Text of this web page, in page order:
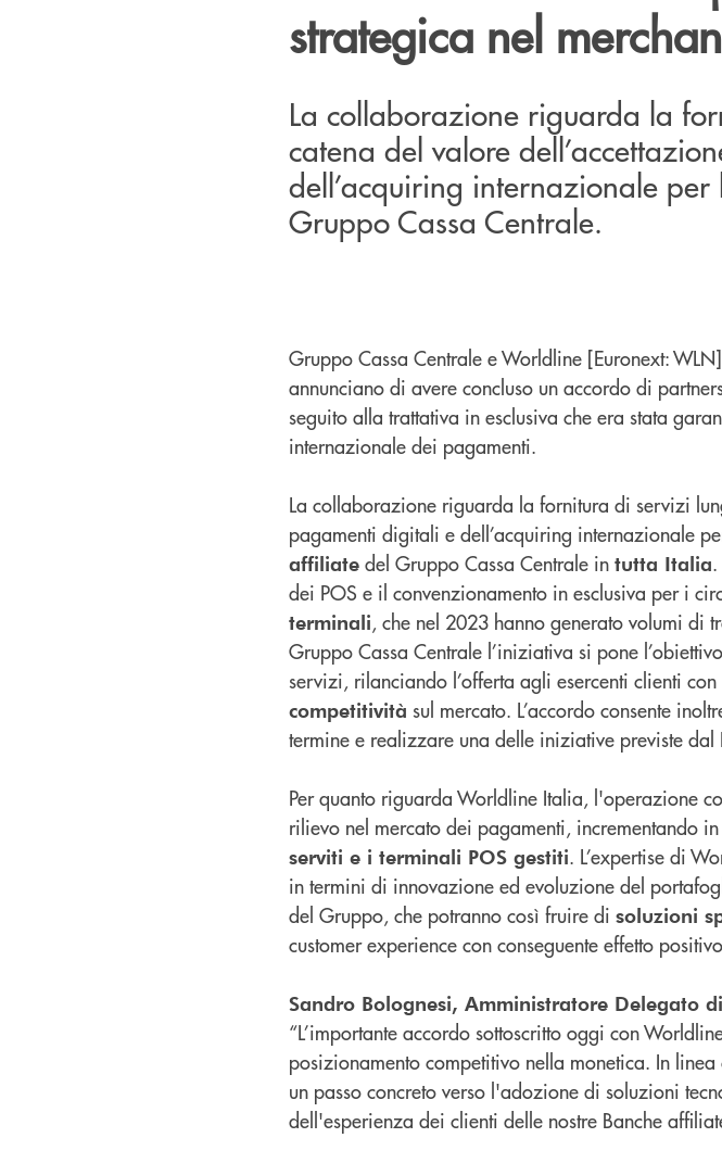
strategica nel
La collaborazione riguarda la
catena del valore
dell’acquiring internazionale
Gruppo Cassa Centrale.
Gruppo Cassa Centrale e Worldline [Euronext:
annunciano di avere concluso un accordo di
seguito alla trattativa in esclusiva che era stata
internazionale dei pagamenti.
La collaborazione riguarda la fornitura di servizi
pagamenti digitali e dell’acquiring internazionale
affiliate del Gruppo Cassa Centrale in tutta Italia
dei POS e il convenzionamento in esclusiva per i
terminali, che nel 2023 hanno generato volumi di
Gruppo Cassa Centrale l’iniziativa si pone
servizi, rilanciando l’offerta agli esercenti clienti con
competitività sul mercato. L’accordo consente
termine e realizzare una delle iniziative previste
Per quanto riguarda Worldline Italia, l'operazione
rilievo nel mercato dei pagamenti, incrementando
serviti e i terminali POS gestiti. L’expertise di
in termini di innovazione ed evoluzione del
del Gruppo, che potranno così fruire di soluzioni
customer experience con conseguente effetto
Sandro Bolognesi, Amministratore Delegato
“L’importante accordo sottoscritto oggi con
posizionamento competitivo nella monetica. In
un passo concreto verso l'adozione di soluzioni
dell'esperienza dei clienti delle nostre Banche